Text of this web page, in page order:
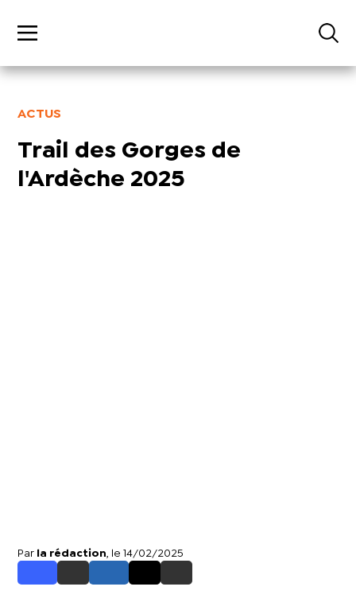
ACTUS
Trail des Gorges de
l'Ardèche 2025
Par la rédaction , le 14/02/2025